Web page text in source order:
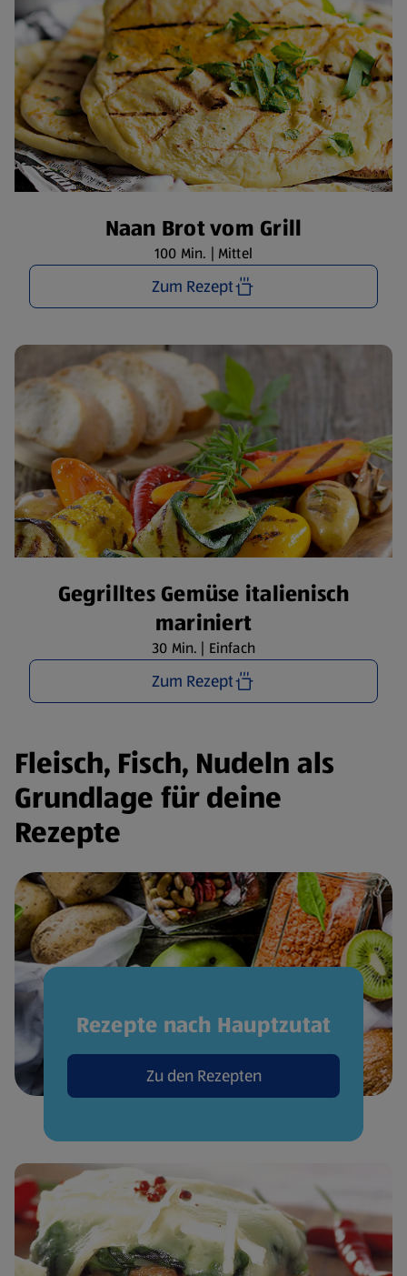
Naan Brot vom Grill
100 Min. | Mittel
Zum Rezept
Gegrilltes Gemüse italienisch
mariniert
30 Min. | Einfach
Zum Rezept
Fleisch, Fisch, Nudeln als
Grundlage für deine
Rezepte
Rezepte nach Hauptzutat
Zu den Rezepten